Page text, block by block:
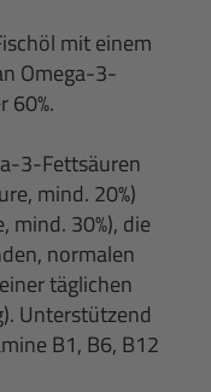
mit einem
Omega-3-
60%.
3-Fettsäuren
mind. 20%)
mind. 30%), die
normalen
täglichen
Unterstützend
B1, B6, B12